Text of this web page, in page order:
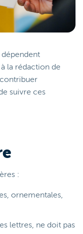
la rédaction de
suivre ces
:
ornementales,
lettres, ne doit pas